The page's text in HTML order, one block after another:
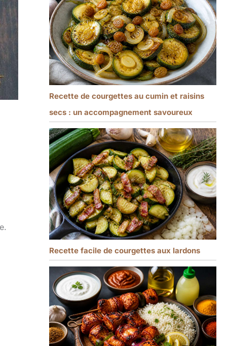
Recette de courgettes au cumin et raisins
secs : un accompagnement savoureux
Recette facile de courgettes aux lardons